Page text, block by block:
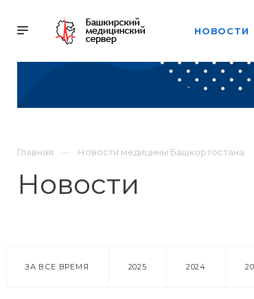
НОВОСТИ
Главная Новости медицины Башкортостана
Новости
ЗА ВСЕ ВРЕМЯ 2025 2024